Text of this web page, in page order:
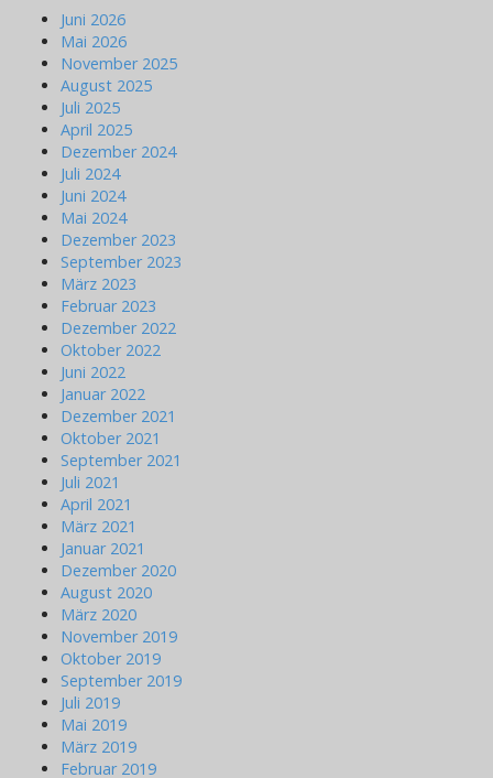
Juni 2026
Mai 2026
November 2025
August 2025
Juli 2025
April 2025
Dezember 2024
Juli 2024
Juni 2024
Mai 2024
Dezember 2023
September 2023
März 2023
Februar 2023
Dezember 2022
Oktober 2022
Juni 2022
Januar 2022
Dezember 2021
Oktober 2021
September 2021
Juli 2021
April 2021
März 2021
Januar 2021
Dezember 2020
August 2020
März 2020
November 2019
Oktober 2019
September 2019
Juli 2019
Mai 2019
März 2019
Februar 2019